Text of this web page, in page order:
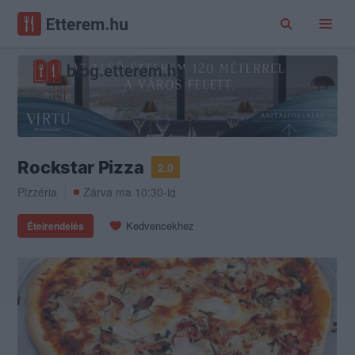
Rockstar Pizza
2.0
Pizzéria
Zárva ma 10:30-ig
Ételrendelés Kedvencekhez